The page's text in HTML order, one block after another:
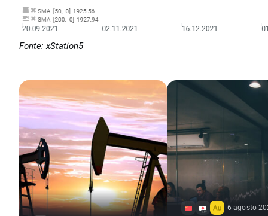
Fonte: xStation5
6 agosto